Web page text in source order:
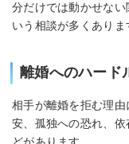
分だけでは動かせな
いう相談が多くありま
離婚へのハード
相手が離婚を拒む理
安、孤独への恐れ、